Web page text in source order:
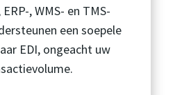
, WMS- en TMS-
een soepele
EDI, ongeacht uw